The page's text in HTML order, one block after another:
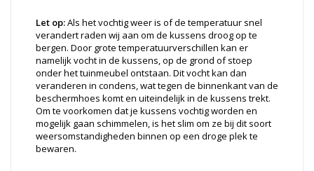
Let op:Als het vochtig weer is of de temperatuur snel
verandert raden wij aan om de kussens droog op te
bergen. Door grote temperatuurverschillen kan er
namelijk vocht in de kussens, op de grond of stoep
onder het tuinmeubel ontstaan. Dit vocht kan dan
veranderen in condens, wat tegen de binnenkant van de
beschermhoes komt en uiteindelijk in de kussens trekt.
Om te voorkomen dat je kussens vochtig worden en
mogelijk gaan schimmelen, is het slim om ze bij dit soort
weersomstandigheden binnen op een droge plek te
bewaren.